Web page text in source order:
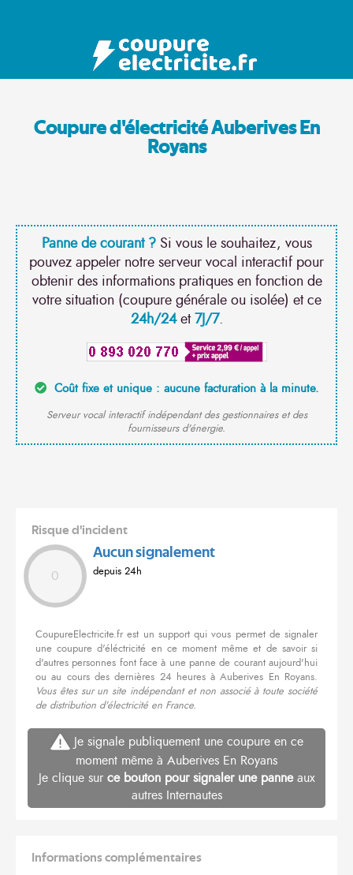
Coupure d'électricité Auberives En
Royans
Panne de courant ?Si vous le souhaitez, vous
pouvez appeler notre serveur vocal interactif pour
obtenir des informations pratiques en fonction de
votre situation (coupure générale ou isolée) et ce
24h/24et7J/7.
Coût fixe et unique : aucune facturation à la minute.
Serveur vocal interactif indépendant des gestionnaires et des
fournisseurs d'énergie.
Risque d'incident
0
Aucun signalement
depuis 24h
CoupureElectricite.fr est un support qui vous permet de signaler
une coupure d'éléctricité en ce moment même et de savoir si
d'autres personnes font face à une panne de courant aujourd'hui
ou au cours des dernières 24 heures à Auberives En Royans.
Vous êtes sur un site indépendant et non associé à toute société
de distribution d'électricité en France.
Je signale publiquement une coupure en ce
moment même à Auberives En Royans
Je clique sur ce bouton pour signaler une panneaux
autres Internautes
Informations complémentaires